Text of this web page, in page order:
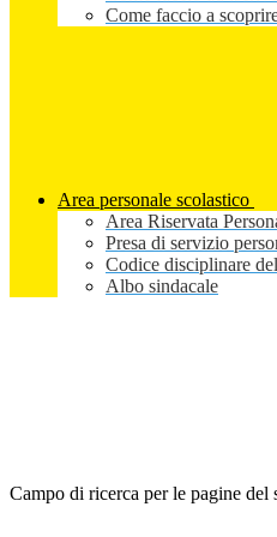
Come faccio a
Area personale scolastico
Area Riservata
Presa di servizio
Codice disciplinare
Albo sindacale
Campo di ricerca per le pagine del